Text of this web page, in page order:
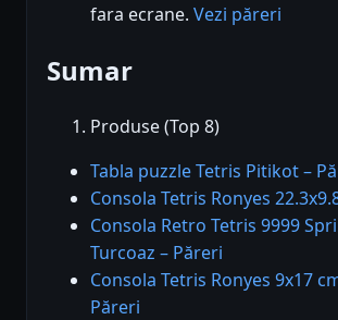
fara ecrane. Vezi păreri
Sumar
Produse (Top 8)
Tabla puzzle Tetris Pitikot –
Consola Tetris Ronyes
Consola Retro Tetris 9999
Turcoaz – Păreri
Consola Tetris Ronyes 9x17
Păreri